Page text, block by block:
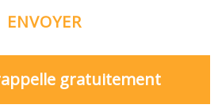
gratuitement